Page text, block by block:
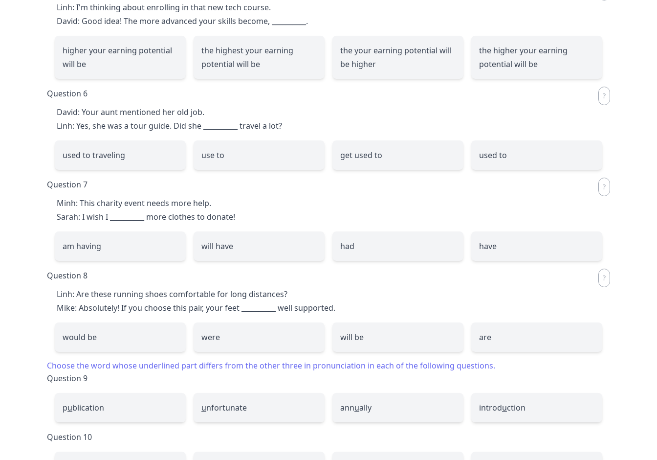
Linh: I'm thinking about enrolling in that new tech course.
David: Good idea! The more advanced your skills become,
.
higher your earning potential
will be
the highest your earning
potential will be
the your earning potential will
be higher
the higher your earning
potential will be
Question 6
David: Your aunt mentioned her old job.
Linh: Yes, she was a tour guide. Did she
travel a lot?
used to traveling use to get used to used to
Question 7
Minh: This charity event needs more help.
Sarah: I wish I
more clothes to donate!
am having will have had have
Question 8
Linh: Are these running shoes comfortable for long distances?
Mike: Absolutely! If you choose this pair, your feet
well supported.
would be were will be are
Choose the word whose underlined part differs from the other three in pronunciation in each of the following questions.
Question 9
publication unfortunate annually introduction
Question 10